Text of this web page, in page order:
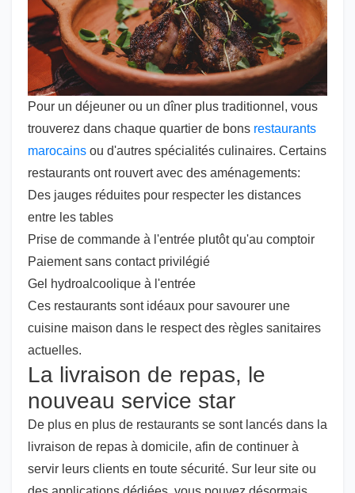
Pour un déjeuner ou un dîner plus traditionnel, vous
trouverez dans chaque quartier de bons restaurants
marocains ou d'autres spécialités culinaires. Certains
restaurants ont rouvert avec des aménagements:
Des jauges réduites pour respecter les distances
entre les tables
Prise de commande à l'entrée plutôt qu'au comptoir
Paiement sans contact privilégié
Gel hydroalcoolique à l'entrée
Ces restaurants sont idéaux pour savourer une
cuisine maison dans le respect des règles sanitaires
actuelles.
La livraison de repas, le
nouveau service star
De plus en plus de restaurants se sont lancés dans la
livraison de repas à domicile, afin de continuer à
servir leurs clients en toute sécurité. Sur leur site ou